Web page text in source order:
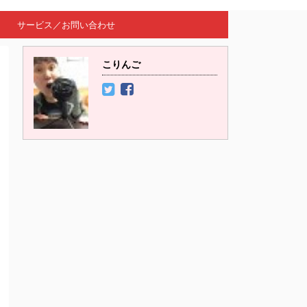
サービス／お問い合わせ
こりんご